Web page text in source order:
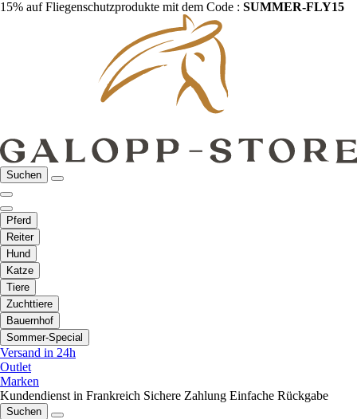
15% auf Fliegenschutzprodukte mit dem Code : SUMMER-FLY15
Suchen
Pferd
Reiter
Hund
Katze
Tiere
Zuchttiere
Bauernhof
Sommer-Special
Versand in 24h
Outlet
Marken
Kundendienst in Frankreich Sichere Zahlung Einfache Rückgabe
Suchen